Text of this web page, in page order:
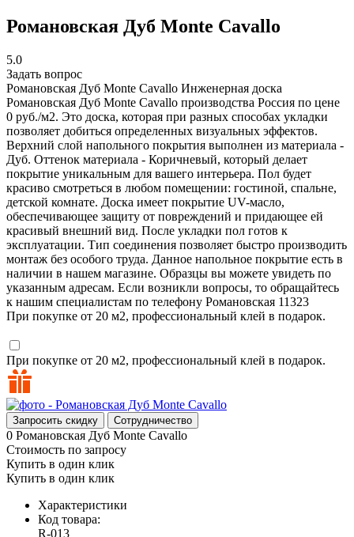
Романовская Дуб Monte Cavallo
5.0
Задать вопрос
Романовская Дуб Monte Cavallo Инженерная доска
Романовская Дуб Monte Cavallo производства Россия по цене
0 руб./м2. Это доска, которая при разных способах укладки
позволяет добиться определенных визуальных эффектов.
Верхний слой напольного покрытия выполнен из материала -
Дуб. Оттенок материала - Коричневый, который делает
покрытие уникальным для вашего интерьера. Пол будет
красиво смотреться в любом помещении: гостиной, спальне,
детской комнате. Доска имеет покрытие UV-масло,
обеспечивающее защиту от повреждений и придающее ей
красивый внешний вид. После укладки пол готов к
эксплуатации. Тип соединения позволяет быстро производить
монтаж без особого труда. Данное напольное покрытие есть в
наличии в нашем магазине. Образцы вы можете увидеть по
указанным адресам. Если возникли вопросы, то обращайтесь
к нашим специалистам по телефону Романовская 11323
При покупке от 20 м2, профессиональный клей в подарок.
При покупке от 20 м2, профессиональный клей в подарок.
Запросить скидку Сотрудничество
0 Романовская Дуб Monte Cavallo
Стоимость по запросу
Купить в один клик
Купить в один клик
Характеристики
Код товара:
R-013